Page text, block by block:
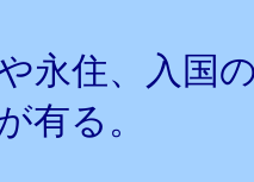
永住、入国
有る。